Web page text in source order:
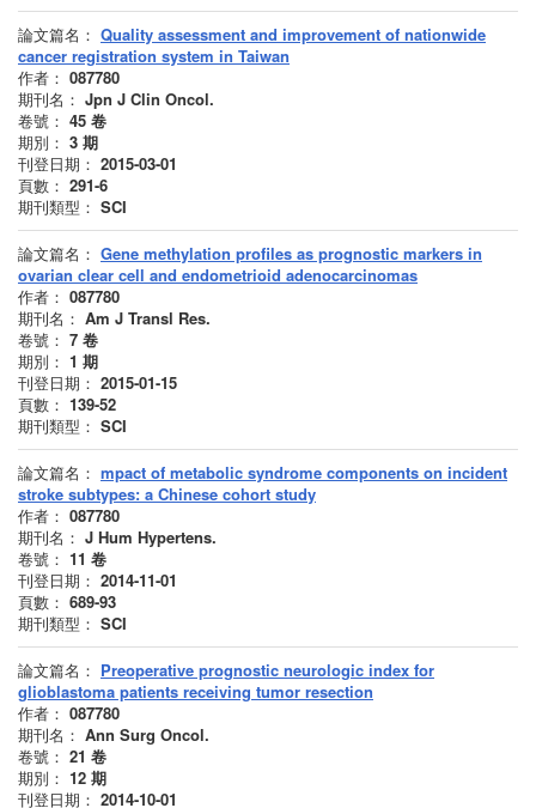
論文篇名： Quality assessment and improvement of nationwide
cancer registration system in Taiwan
作者： 087780
期刊名： Jpn J Clin Oncol.
卷號： 45 卷
期別： 3 期
刊登日期： 2015-03-01
頁數： 291-6
期刊類型： SCI
論文篇名： Gene methylation profiles as prognostic markers in
ovarian clear cell and endometrioid adenocarcinomas
作者： 087780
期刊名： Am J Transl Res.
卷號： 7 卷
期別： 1 期
刊登日期： 2015-01-15
頁數： 139-52
期刊類型： SCI
論文篇名： mpact of metabolic syndrome components on incident
stroke subtypes: a Chinese cohort study
作者： 087780
期刊名： J Hum Hypertens.
卷號： 11 卷
刊登日期： 2014-11-01
頁數： 689-93
期刊類型： SCI
論文篇名： Preoperative prognostic neurologic index for
glioblastoma patients receiving tumor resection
作者： 087780
期刊名： Ann Surg Oncol.
卷號： 21 卷
期別： 12 期
刊登日期： 2014-10-01